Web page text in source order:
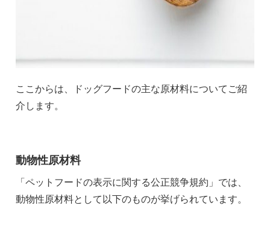
ここからは、ドッグフードの主な原材料についてご紹
介します。
動物性原材料
「ペットフードの表示に関する公正競争規約」では、
動物性原材料として以下のものが挙げられています。